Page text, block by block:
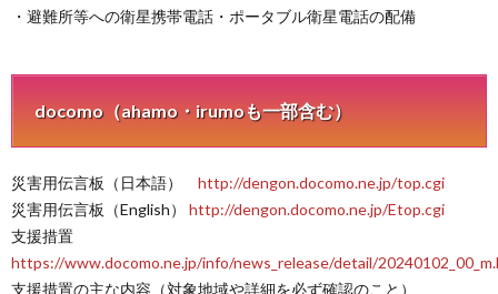
・避難所等への衛星携帯電話・ポータブル衛星電話の配備
docomo（ahamo・irumoも一部含む）
災害用伝言板（日本語） http://dengon.docomo.ne.jp/top.cgi
災害用伝言板（English） http://dengon.docomo.ne.jp/Etop.cgi
支援措置
https://www.docomo.ne.jp/info/news_release/detail/
支援措置の主な内容（対象地域や詳細を必ず確認のこと）